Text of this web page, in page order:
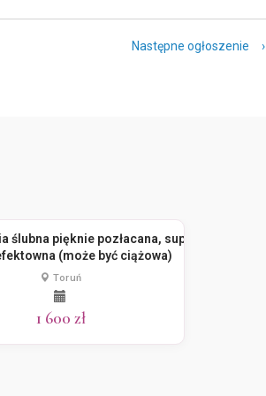
Następne ogłoszenie ›
ślubna pięknie pozłacana, super
(może być ciążowa)
Toruń
1 600 zł